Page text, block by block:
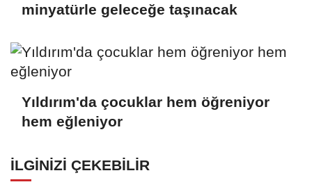
minyatürle geleceğe taşınacak
Yıldırım'da çocuklar hem öğreniyor
hem eğleniyor
İLGINIZI ÇEKEBILIR